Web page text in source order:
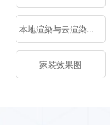
本地渲染与云渲染区别
家装效果图